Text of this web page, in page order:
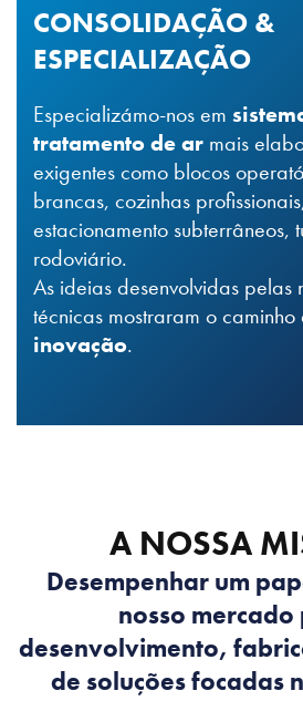
CONSOLIDAÇÃO &
ESPECIALIZAÇÃO
Especializámo-nos em
tratamento de ar mais
exigentes como blocos
brancas, cozinhas
estacionamento subterrâneos,
rodoviário.
As ideias desenvolvidas pelas
técnicas mostraram o
inovação.
A NOSSA
Desempenhar um
nosso
desenvolvimento,
de soluções focadas